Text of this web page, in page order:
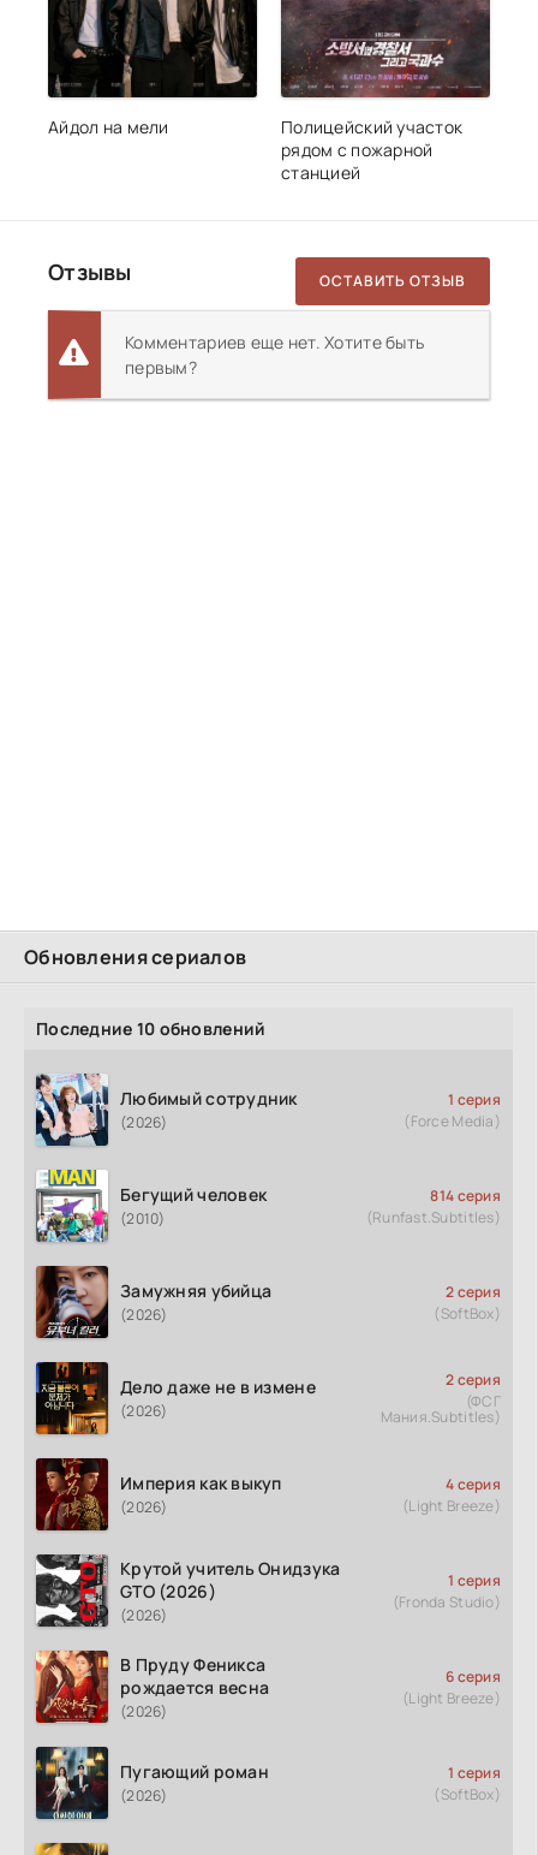
Обновления сериалов
Последние 10 обновлений
Любимый сотрудник
(2026)
1 серия
(Force Media)
Бегущий человек
(2010)
814 серия
(Runfast.Subtitles)
Замужняя убийца
(2026)
2 серия
(SoftBox)
Дело даже не в измене
(2026)
2 серия
(ФСГ
Мания.Subtitles)
Империя как выкуп
(2026)
4 серия
(Light Breeze)
Крутой учитель Онидзука
GTO (2026)
(2026)
1 серия
(Fronda Studio)
В Пруду Феникса
рождается весна
(2026)
6 серия
(Light Breeze)
Пугающий роман
(2026)
1 серия
(SoftBox)
Айдол на мели
Полицейский участок
рядом с пожарной
станцией
Отзывы ОСТАВИТЬ ОТЗЫВ
Комментариев еще нет. Хотите быть
первым?